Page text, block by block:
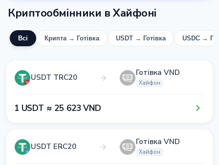
Криптообмінники в Хайфоні
Всі Крипта → Готівка USDT → Готівка USDC →
USDT TRC20 Готівка VND
Хайфон
1​ USDT ≈ 2​5​ 6​2​3​ VND
USDT ERC20 Готівка VND
Хайфон